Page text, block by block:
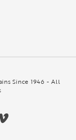
Since 1946 - All